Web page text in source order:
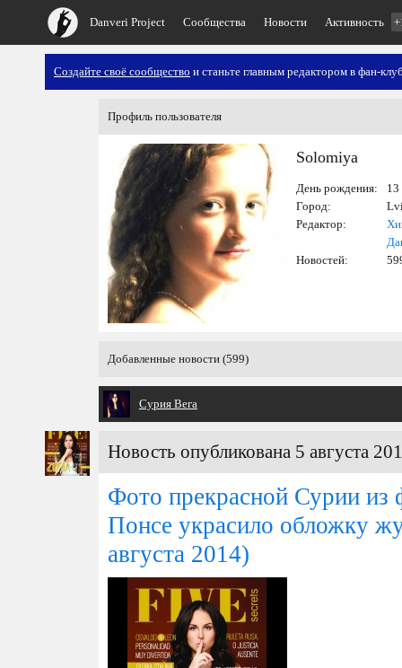
Danveri Project Сообщества Новости Активность
Создайте своё сообщество и станьте главным редактором в фан-
Профиль пользователя
Solomiya
День рождения:
13
Город:
Редактор:
Новостей:
Добавленные новости (599)
Cурия Вега
Новость опубликована 5 августа
Фото прекрасной Сурии из
Понсе украсило обложку
августа 2014)